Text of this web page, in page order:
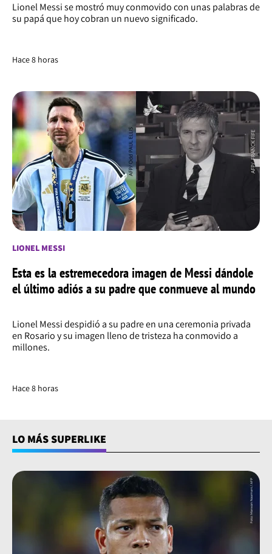
Lionel Messi se mostró muy conmovido con unas palabras de
su papá que hoy cobran un nuevo significado.
Hace 8 horas
LIONEL MESSI
Esta es la estremecedora imagen de Messi dándole
el último adiós a su padre que conmueve al mundo
Lionel Messi despidió a su padre en una ceremonia privada
en Rosario y su imagen lleno de tristeza ha conmovido a
millones.
Hace 8 horas
LO MÁS SUPERLIKE